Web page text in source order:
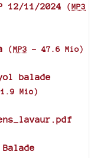
12/11/2024
(MP3
(MP3 - 47.6 Mio)
balade
Mio)